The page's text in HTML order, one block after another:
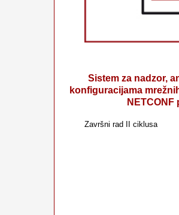
Sistem za nadzor,
konfiguracijama
Završni rad II ciklusa